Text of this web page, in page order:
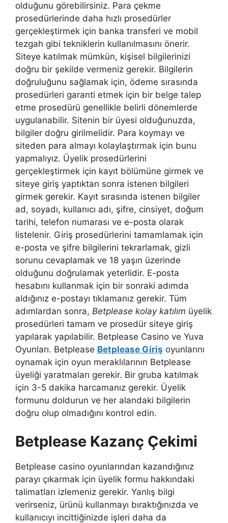
olduğunu görebilirsiniz. Para çekme
prosedürlerinde daha hızlı prosedürler
gerçekleştirmek için banka transferi ve mobil
tezgah gibi tekniklerin kullanılmasını önerir.
Siteye katılmak mümkün, kişisel bilgilerinizi
doğru bir şekilde vermeniz gerekir. Bilgilerin
doğruluğunu sağlamak için, ödeme sırasında
prosedürleri garanti etmek için bir belge talep
etme prosedürü genellikle belirli dönemlerde
uygulanabilir. Sitenin bir üyesi olduğunuzda,
bilgiler doğru girilmelidir. Para koymayı ve
siteden para almayı kolaylaştırmak için bunu
yapmalıyız. Üyelik prosedürlerini
gerçekleştirmek için kayıt bölümüne girmek ve
siteye giriş yaptıktan sonra istenen bilgileri
girmek gerekir. Kayıt sırasında istenen bilgiler
ad, soyadı, kullanıcı adı, şifre, cinsiyet, doğum
tarihi, telefon numarası ve e-posta olarak
listelenir. Giriş prosedürlerini tamamlamak için
e-posta ve şifre bilgilerini tekrarlamak, gizli
sorunu cevaplamak ve 18 yaşın üzerinde
olduğunu doğrulamak yeterlidir. E-posta
hesabını kullanmak için bir sonraki adımda
aldığınız e-postayı tıklamanız gerekir. Tüm
adımlardan sonra, Betplease kolay katılım üyelik
prosedürleri tamam ve prosedür siteye giriş
yapılarak yapılabilir. Betplease Casino ve Yuva
Oyunları. Betplease Betplease Giriş oyunlarını
oynamak için oyun meraklılarının Betplease
üyeliği yaratmaları gerekir. Bir gruba katılmak
için 3-5 dakika harcamanız gerekir. Üyelik
formunu doldurun ve her alandaki bilgilerin
doğru olup olmadığını kontrol edin.
Betplease Kazanç Çekimi
Betplease casino oyunlarından kazandığınız
parayı çıkarmak için üyelik formu hakkındaki
talimatları izlemeniz gerekir. Yanlış bilgi
verirseniz, ürünü kullanmayı bıraktığınızda ve
kullanıcıyı incittiğinizde işleri daha da